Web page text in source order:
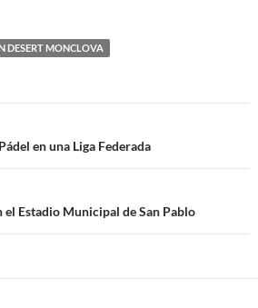
DESERT MONCLOVA
en una Liga Federada
el Estadio Municipal de San Pablo